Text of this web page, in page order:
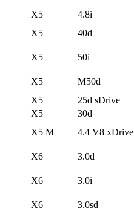
X5
4.8i
X5
40d
X5
50i
X5
M50d
X5
25d sDrive
X5
30d
X5 M
4.4 V8 xDrive
X6
3.0d
X6
3.0i
X6
3.0sd